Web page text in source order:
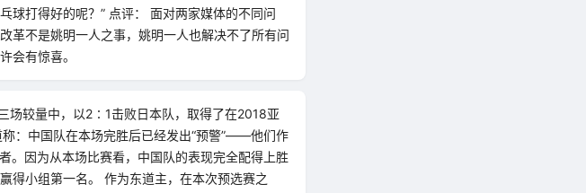
球打得好的呢？” 点评： 面对两家媒体的不同问
革不是姚明一人之事，姚明一人也解决不了所有问
会有惊喜。
场较量中，以2∶1击败日本队，取得了在2018亚
：中国队在本场完胜后已经发出“预警”——他们作
。因为从本场比赛看，中国队的表现完全配得上胜
得小组第一名。 作为东道主，在本次预选赛之